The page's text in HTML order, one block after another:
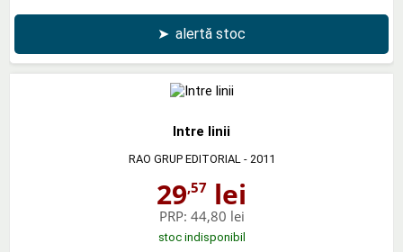
➤ alertă stoc
Intre linii
RAO GRUP EDITORIAL - 2011
29,57 lei
PRP: 44,80 lei
stoc indisponibil